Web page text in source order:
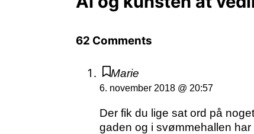
62 Comments
Marie
6. november 2018 @ 20:57
Der fik du lige sat ord på
gaden og i svømmehallen har